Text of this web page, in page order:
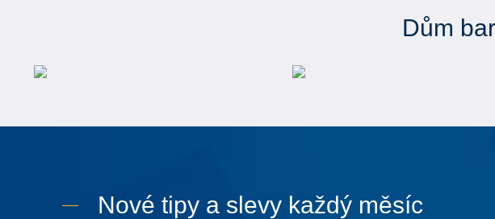
Dům
Nové tipy a slevy každý měsíc